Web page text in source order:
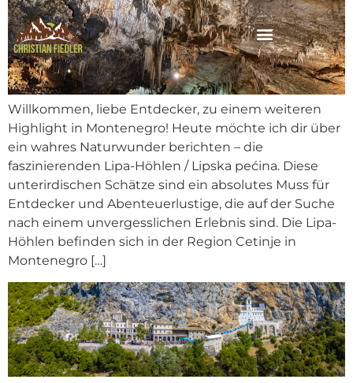
Willkommen, liebe Entdecker, zu einem weiteren
Highlight in Montenegro! Heute möchte ich dir über
ein wahres Naturwunder berichten – die
faszinierenden Lipa-Höhlen / Lipska pećina. Diese
unterirdischen Schätze sind ein absolutes Muss für
Entdecker und Abenteuerlustige, die auf der Suche
nach einem unvergesslichen Erlebnis sind. Die Lipa-
Höhlen befinden sich in der Region Cetinje in
Montenegro […]